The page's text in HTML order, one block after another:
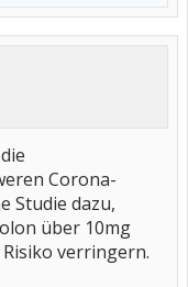
Corona-
Studie dazu,
über 10mg
verringern.